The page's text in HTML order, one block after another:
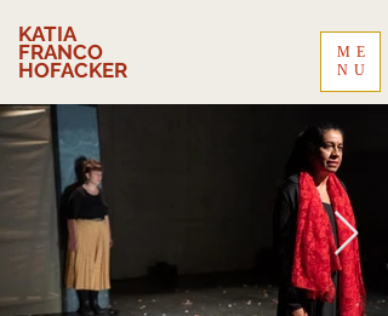
KATIA
FRANCO
HOFACKER
ME
NU